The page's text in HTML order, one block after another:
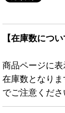
【在庫数につい
商品ページに
在庫数となり
でご注意くださ